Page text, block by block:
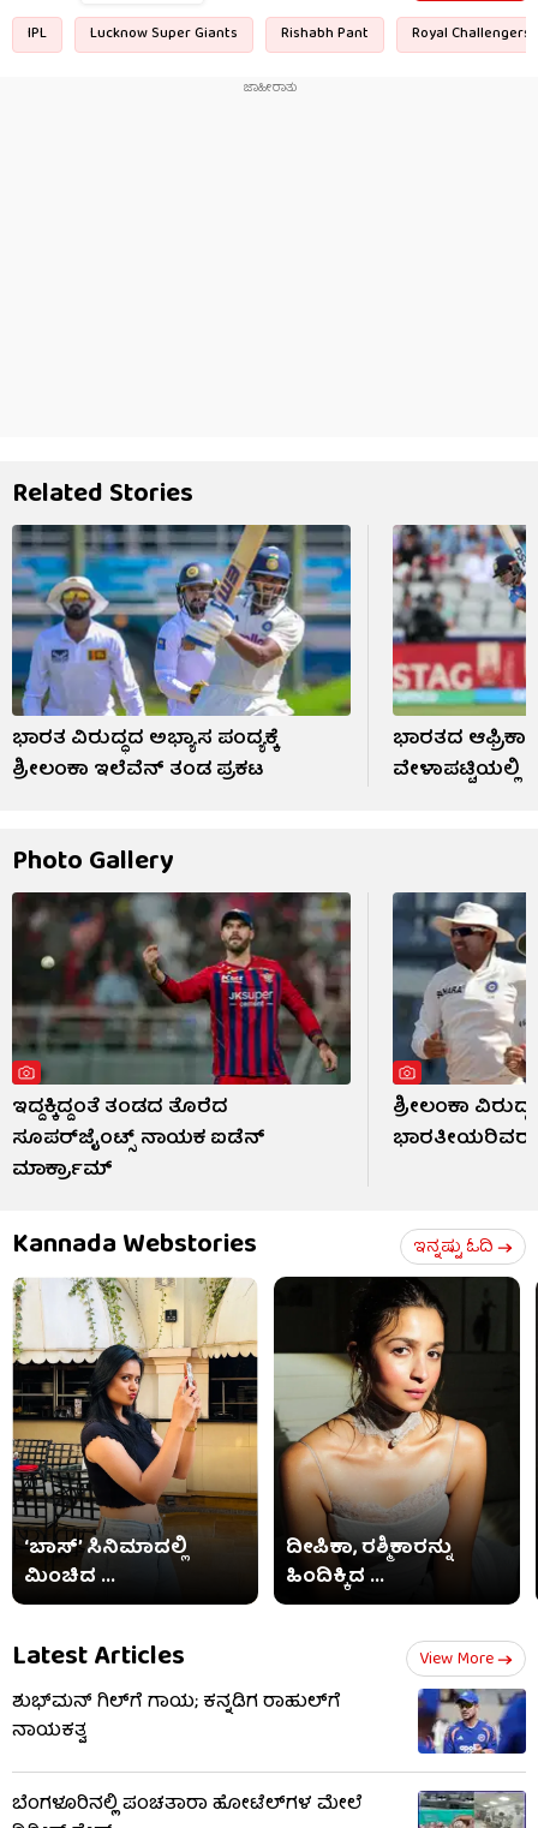
IPL Lucknow Super Giants Rishabh Pant Royal Challengers
Related Stories
ಭಾರತ ವಿರುದ್ಧದ ಅಭ್ಯಾಸ ಪಂದ್ಯಕ್ಕೆ
ಶ್ರೀಲಂಕಾ ಇಲೆವೆನ್ ತಂಡ ಪ್ರಕಟ
ಭಾರತದ ಆಫ್ರಿಕಾ
Photo Gallery
ಇದ್ದಕ್ಕಿದ್ದಂತೆ ತಂಡದ ತೊರೆದ
ಸೂಪರ್‌ಜೈಂಟ್ಸ್ ನಾಯಕ ಐಡೆನ್
ಮಾರ್ಕ್ರಾಮ್
ಶ್ರೀಲಂಕಾ
ಭಾರತೀಯರಿವರು
Kannada Webstories ಇನ್ನಷ್ಟು ಓದಿ
‘ಬಾಸ್’ ಸಿನಿಮಾದಲ್ಲಿ
ಮಿಂಚಿದ ...
ದೀಪಿಕಾ, ರಶ್ಮಿಕಾರನ್ನು
ಹಿಂದಿಕ್ಕಿದ ...
Latest Articles View More
ಶುಭ್​ಮನ್ ಗಿಲ್​ಗೆ ಗಾಯ; ಕನ್ನಡಿಗ ರಾಹುಲ್​ಗೆ
ನಾಯಕತ್ವ
ಬೆಂಗಳೂರಿನಲ್ಲಿ ಪಂಚತಾರಾ ಹೋಟೆಲ್​ಗಳ ಮೇಲೆ